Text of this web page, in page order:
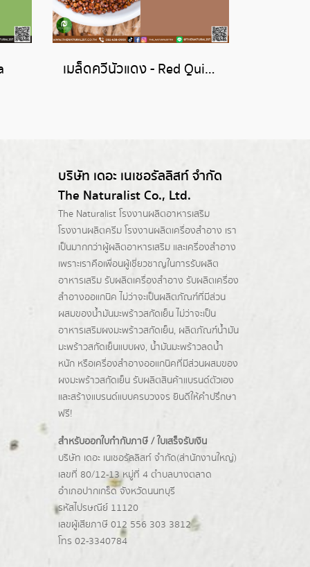
เมล็ดควีนัวแดง - Red Quinoa Seed
บริษัท เดอะ เนเชอรัลลิสท์ จำกัด
The Naturalist Co., Ltd.
The Naturalist โรงงานผลิตอาหารเสริม
โรงงานผลิตครีมโรงงานผลิตเครื่องสำอาง เรา
เป็นมากกว่าผู้ผลิตอาหารเสริมและเครื่องสำอาง
เพราะเราคือเพื่อนผู้เชี่ยวชาญในการรับผลิต
อาหารเสริม รับผลิตเครื่องสำอาง รับผลิตเครื่อง
สำอางออแกนิค ไม่ว่าจะเป็นผลิตภัณฑ์ที่มีส่วน
ผสมของน้ำมันมะพร้าวสกัดเย็น ไม่ว่าจะเป็น
อาหารเสริมผงมะพร้าวสกัดเย็น, ผลิตภัณฑ์น้ำมัน
มะพร้าวสกัดเย็นแบบผง, น้ำมันมะพร้าวลดน้ำ
หนักหรือเครื่องสำอางออแกนิคที่มีส่วนผสมของ
ผงมะพร้าวสกัดเย็น รับผลิตสินค้าแบรนด์ตัวเอง
และสร้างแบรนด์แบบครบวงจร ยินดีให้คำปรึกษา
ฟรี!
สำหรับออกใบกำกับภาษี / ใบเสร็จรับเงิน
บริษัท เดอะ เนเชอรัลลิสท์ จำกัด(ส่านักงานใหญ่)
เลขที่ 80/12-13 หมู่ที่ 4 ตำบลบางตลาด
อำเภอปากเกร็ดจังหวัดนนทบุรี
รหัสไปรษณีย์ 11120
เลขผู้เสียภาษี 012 556 303 3812
โทร 02-3340784